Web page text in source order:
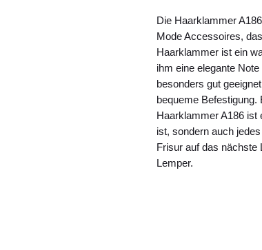
Die Haarklammer
Mode Accessoires,
Haarklammer ist ein
ihm eine elegante
besonders gut
bequeme Befestigung.
Haarklammer A186 ist
ist, sondern auch
Frisur auf das nächste
Lemper.